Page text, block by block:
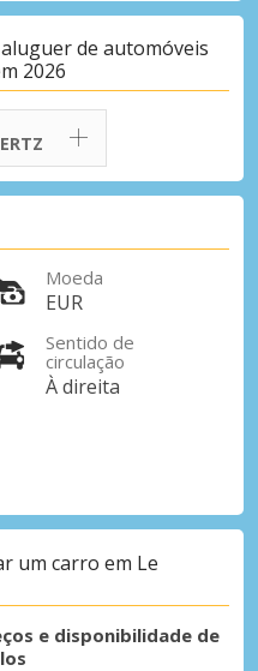
dos nossos
de automóveis
2026
Moeda
EUR
Sentido de
circulação
À direita
um carro em Le
e disponibilidade de